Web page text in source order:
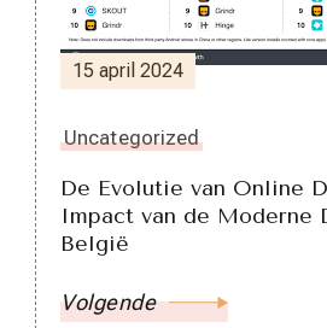
15 april 2024
Uncategorized
De Evolutie van Online
Impact van de Moderne
België
Volgende